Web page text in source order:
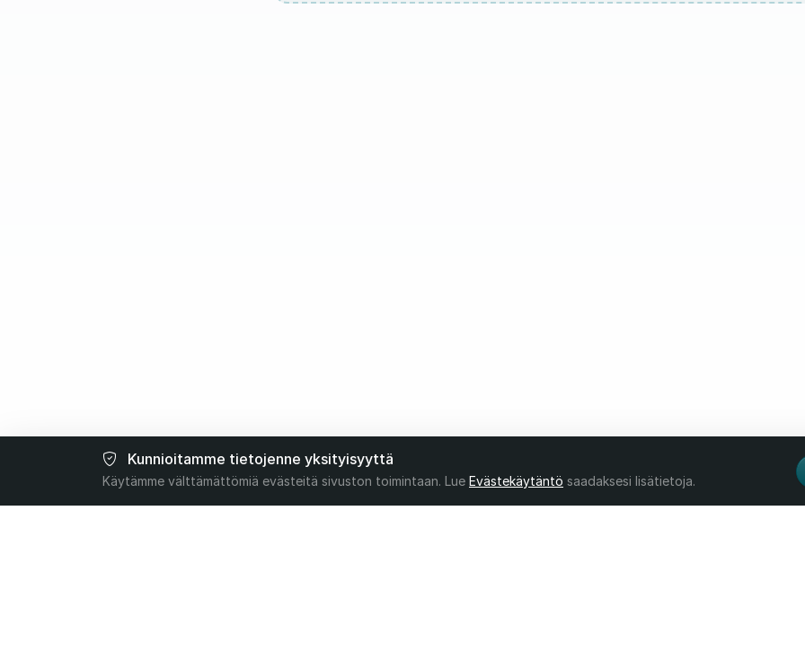
Tuote
Yritys
Kunnioitamme tietojenne yksityisyyttä
Käytämme välttämättömiä evästeitä sivuston toimintaan. Lue Evästekäytäntö saadaksesi lisätietoja.